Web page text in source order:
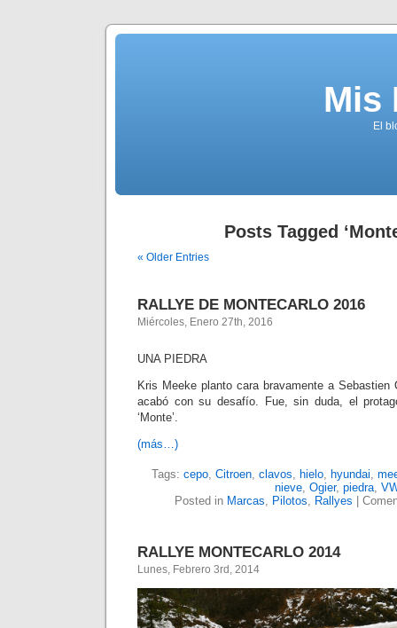
Mis
El
Posts Tagged
« Older Entries
RALLYE DE MONTECARLO 2016
Miércoles, Enero 27th, 2016
UNA PIEDRA
Kris Meeke planto cara bravamente a Sebastien
acabó con su desafío. Fue, sin duda, el
‘Monte’.
(más…)
Tags: cepo, Citroen, clavos, hielo, hyundai,
nieve, Ogier, piedra,
Posted in Marcas, Pilotos, Rallyes
RALLYE MONTECARLO 2014
Lunes, Febrero 3rd, 2014